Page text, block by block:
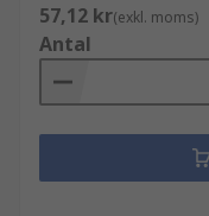
57,12 kr(exkl. moms)
Antal